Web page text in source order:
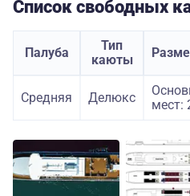
Список свободных
Палуба
Тип
каюты
Средняя Делюкс
мест: